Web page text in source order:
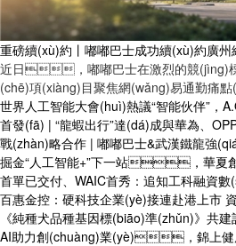
重磅續(xù)約丨嘟嘟巴士成功續(xù)約廣
近日，嘟嘟巴士在激烈的競(jìng)標
(chē)項(xiàng)目聚焦網(wǎng)易通勤
世界人工智能大會(huì)熱議“智能伙伴”，
首發(fā) | “龍蝦出行”達(dá)成與華為、
戰(zhàn)略合作 | 嘟嘟巴士&武漢鐵龍強
掘金“人工智能+”下一站，華夏
首單已交付、WAIC首秀：追知工科融資
百惠金控：硬科技企業(yè)接連赴港上市
《純種犬品種基因標(biāo)準(zhǔn)》共
AI助力創(chuàng)業(yè)，錦上健